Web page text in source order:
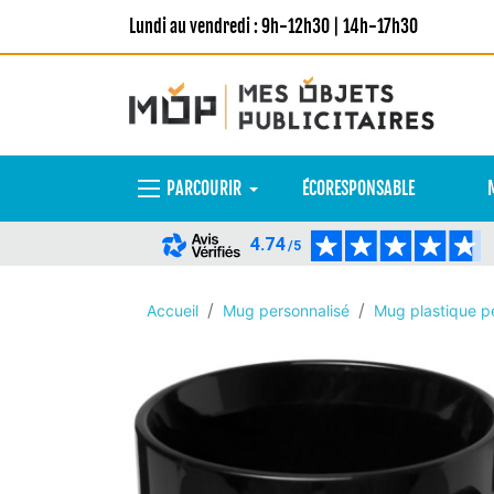
Lundi au vendredi : 9h-12h30 | 14h-17h30
PARCOURIR ÉCORESPONSABLE
4.74/5
Accueil Mug personnalisé Mug plastique